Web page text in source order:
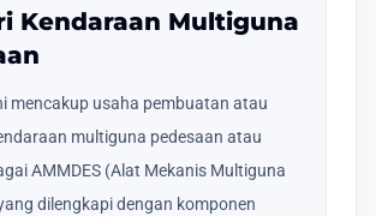
Kendaraan Multiguna
mencakup usaha pembuatan atau
multiguna pedesaan atau
AMMDES (Alat Mekanis Multiguna
dilengkapi dengan komponen